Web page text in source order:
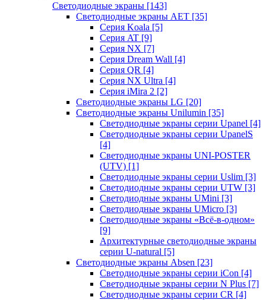
Светодиодные экраны [143]
Светодиодные экраны AET [35]
Cерия Koala [5]
Серия AT [9]
Серия NX [7]
Серия Dream Wall [4]
Серия QR [4]
Серия NX Ultra [4]
Серия iMira 2 [2]
Светодиодные экраны LG [20]
Светодиодные экраны Unilumin [35]
Светодиодные экраны серии Upanel [4]
Светодиодные экраны серии UpanelS
[4]
Светодиодные экраны UNI-POSTER
(UTV) [1]
Светодиодные экраны серии Uslim [3]
Светодиодные экраны серии UTW [3]
Светодиодные экраны UMini [3]
Светодиодные экраны UMicro [3]
Светодиодные экраны «Всё-в-одном»
[9]
Архитектурные светодиодные экраны
серии U-natural [5]
Светодиодные экраны Absen [23]
Светодиодные экраны серии iCon [4]
Светодиодные экраны серии N Plus [7]
Светодиодные экраны серии CR [4]